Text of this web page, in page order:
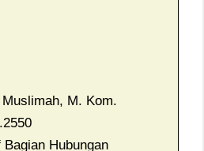
M. Kom.
Hubungan